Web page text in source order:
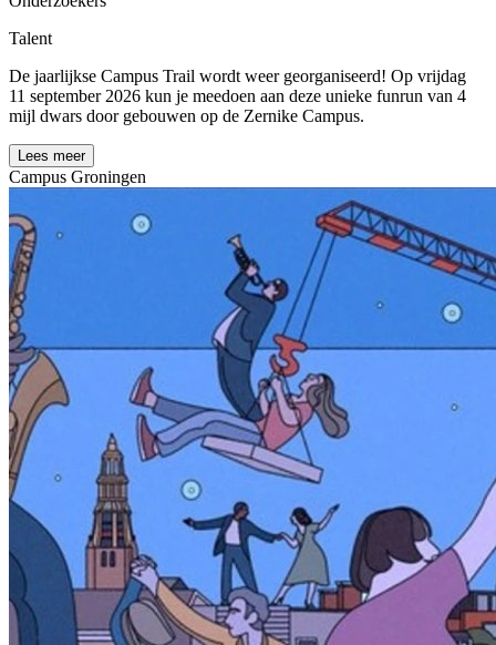
Talent
De jaarlijkse Campus Trail wordt weer georganiseerd! Op vrijdag
11 september 2026 kun je meedoen aan deze unieke funrun van 4
mijl dwars door gebouwen op de Zernike Campus.
Lees meer
Campus Groningen